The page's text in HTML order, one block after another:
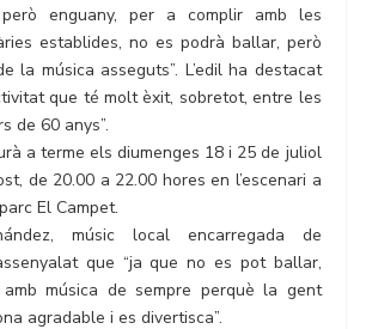
enguany, per a complir amb les
establides, no es podrà ballar, però
la música asseguts”. L’edil ha destacat
que té molt èxit, sobretot, entre les
de 60 anys”.
a terme els diumenges 18 i 25 de juliol
de 20.00 a 22.00 hores en l’escenari a
El Campet.
músic local encarregada de
que “ja que no es pot ballar,
música de sempre perquè la gent
agradable i es divertisca”.